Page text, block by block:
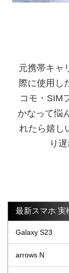
元携帯キャ
際に使用し
コモ・SIM
かなって悩
れたら嬉し
り
最新スマホ 実
Galaxy S23
arrows N